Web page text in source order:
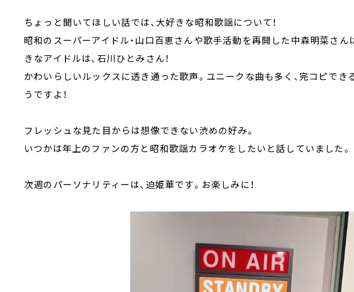
ちょっと聞いてほしい話では、大好きな昭和歌謡について！
昭和のスーパーアイドル・山口百恵さんや歌手活動を再開した中森明菜さん
きなアイドルは、石川ひとみさん！
かわいらしいルックスに透き通った歌声。ユニークな曲も多く、完コピでき
うですよ！
フレッシュな見た目からは想像できない渋めの好み。
いつかは年上のファンの方と昭和歌謡カラオケをしたいと話していました。
次週のパーソナリティーは、迫姫華です。お楽しみに！